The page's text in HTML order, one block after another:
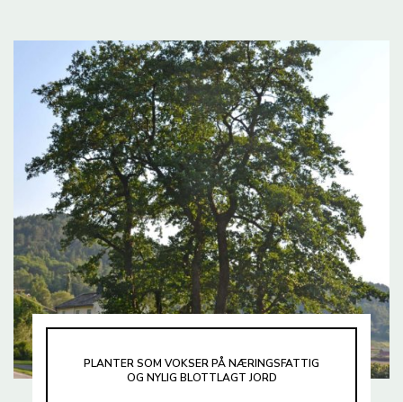
PLANTER SOM VOKSER PÅ NÆRINGSFATTIG
OG NYLIG BLOTTLAGT JORD